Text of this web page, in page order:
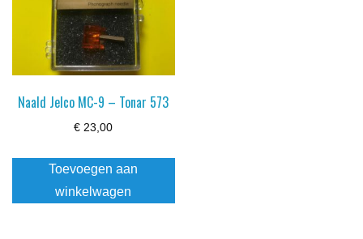
Naald Jelco MC-9 – Tonar 573
€ 23,00
Toevoegen aan
winkelwagen